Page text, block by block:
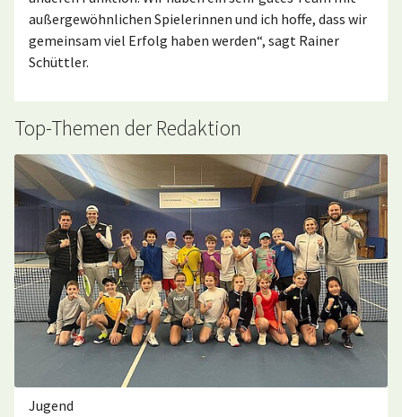
außergewöhnlichen Spielerinnen und ich hoffe, dass wir
gemeinsam viel Erfolg haben werden“, sagt Rainer
Schüttler.
Top-Themen der Redaktion
Jugend